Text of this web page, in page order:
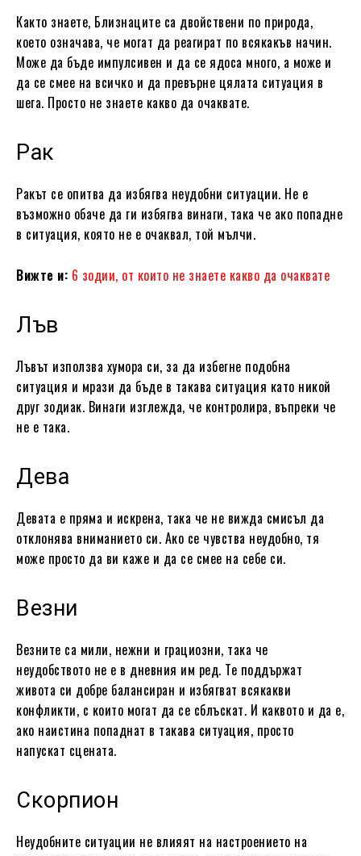
Както знаете, Близнаците са двойствени по природа,
което означава, че могат да реагират по всякакъв начин.
Може да бъде импулсивен и да се ядоса много, а може и
да се смее на всичко и да превърне цялата ситуация в
шега. Просто не знаете какво да очаквате.
Рак
Ракът се опитва да избягва неудобни ситуации. Не е
възможно обаче да ги избягва винаги, така че ако попадне
в ситуация, която не е очаквал, той мълчи.
Вижте и: 6 зодии, от които не знаете какво да очаквате
Лъв
Лъвът използва хумора си, за да избегне подобна
ситуация и мрази да бъде в такава ситуация като никой
друг зодиак. Винаги изглежда, че контролира, въпреки че
не е така.
Дева
Девата е пряма и искрена, така че не вижда смисъл да
отклонява вниманието си. Ако се чувства неудобно, тя
може просто да ви каже и да се смее на себе си.
Везни
Везните са мили, нежни и грациозни, така че
неудобството не е в дневния им ред. Те поддържат
живота си добре балансиран и избягват всякакви
конфликти, с които могат да се сблъскат. И каквото и да е,
ако наистина попаднат в такава ситуация, просто
напускат сцената.
Скорпион
Неудобните ситуации не влияят на настроението на